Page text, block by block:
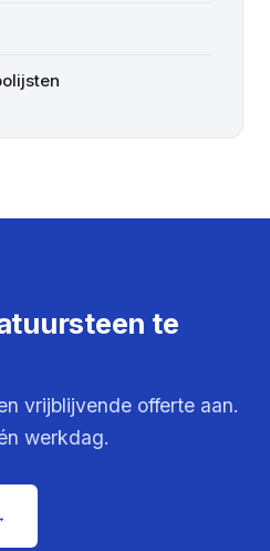
te
vrijblijvende offerte aan.
werkdag.